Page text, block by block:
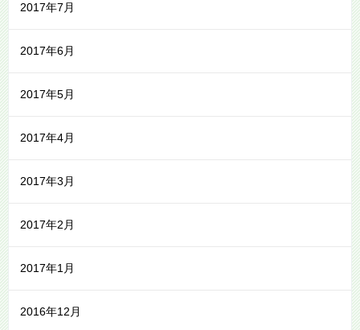
2017年7月
2017年6月
2017年5月
2017年4月
2017年3月
2017年2月
2017年1月
2016年12月